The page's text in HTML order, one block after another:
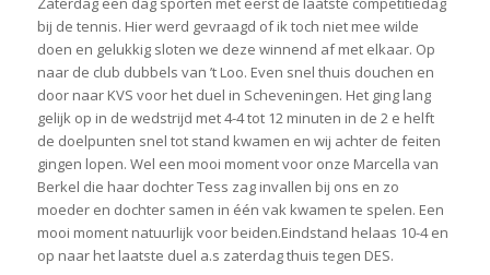
bij de tennis. Hier werd gevraagd of ik toch niet mee wilde
doen en gelukkig sloten we deze winnend af met elkaar. Op
naar de club dubbels van ’t Loo. Even snel thuis douchen en
door naar KVS voor het duel in Scheveningen. Het ging lang
gelijk op in de wedstrijd met 4-4 tot 12 minuten in de 2 e helft
de doelpunten snel tot stand kwamen en wij achter de feiten
gingen lopen. Wel een mooi moment voor onze Marcella van
Berkel die haar dochter Tess zag invallen bij ons en zo
moeder en dochter samen in één vak kwamen te spelen. Een
mooi moment natuurlijk voor beiden.Eindstand helaas 10-4 en
op naar het laatste duel a.s zaterdag thuis tegen DES.